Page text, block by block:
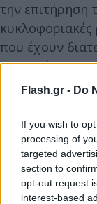
Flash.gr - Do
If you wish to
processing of
targeted
section to
opt-out request
interest-based
την επιτήρηση
που έχουν
υπηρεσία και
Αττικής